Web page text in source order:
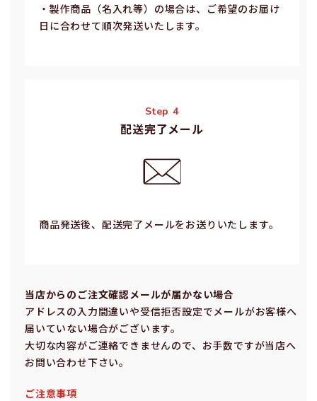
・製作商品（名⼊れ等）の場合は、ご希望のお届け
⽇に合わせて順次発送いたします。
Step 4
配送完了メール
商品発送後、配送完了メールをお送りいたします。
当店からのご注⽂確認メールが届かない場合
アドレスの⼊⼒間違いや受信拒否設定でメールがお客様へ
届いていない場合がございます。
⼤切な内容がご連絡できませんので、お⼿数ですが当店へ
お問い合わせ下さい。
ご注意事項